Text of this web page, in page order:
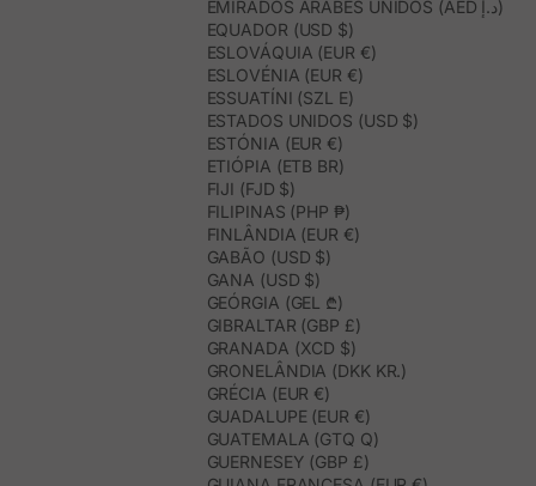
EMIRADOS ÁRABES UNIDOS (AED د.إ)
EQUADOR (USD $)
ESLOVÁQUIA (EUR €)
ESLOVÉNIA (EUR €)
ESSUATÍNI (SZL E)
ESTADOS UNIDOS (USD $)
ESTÓNIA (EUR €)
ETIÓPIA (ETB BR)
FIJI (FJD $)
FILIPINAS (PHP ₱)
FINLÂNDIA (EUR €)
GABÃO (USD $)
GANA (USD $)
GEÓRGIA (GEL ₾)
GIBRALTAR (GBP £)
GRANADA (XCD $)
GRONELÂNDIA (DKK KR.)
GRÉCIA (EUR €)
GUADALUPE (EUR €)
GUATEMALA (GTQ Q)
GUERNESEY (GBP £)